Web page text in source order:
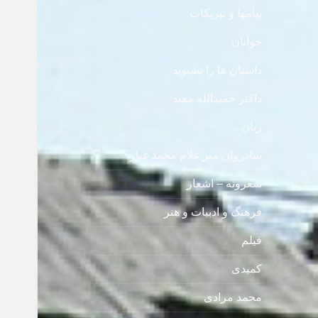
پیامها و تبریکات
جوانان
داستان ها را بشنوید
داکتر حمیدالله مفید
زنان
شادروان میر غلام محمد غبار
شعرونه – اشعار
فرهنگ و ادبیات و هنر
فیلم
کمیدی
محمد مرادی